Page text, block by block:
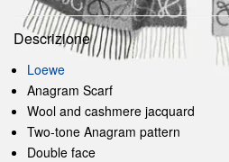
Descrizione
Loewe
Anagram Scarf
Wool and cashmere jacquard
Two-tone Anagram pattern
Double face